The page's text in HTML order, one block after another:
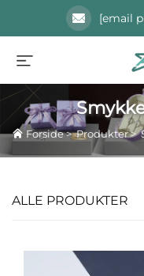
[email
Forside>Produkter>
ALLE PRODUKTER